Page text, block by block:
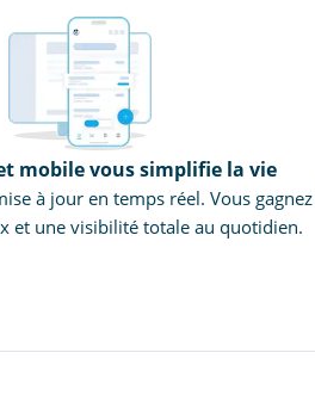
mobile vous simplifie la vie
à jour en temps réel. Vous gagnez
et une visibilité totale au quotidien.